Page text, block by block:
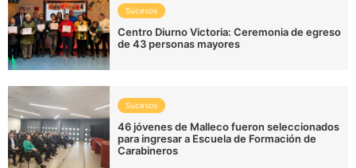
Sucesos
Centro Diurno Victoria: Ceremonia de egreso
de 43 personas mayores
Sucesos
46 jóvenes de Malleco fueron seleccionados
para ingresar a Escuela de Formación de
Carabineros